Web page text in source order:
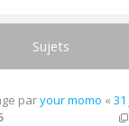
Sujets
paryour momo « 31